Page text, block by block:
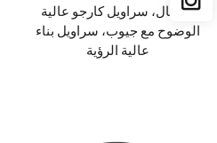
للرجال، سراويل كارجو عالية
الوضوح مع جيوب، سراويل بناء
عالية الرؤية